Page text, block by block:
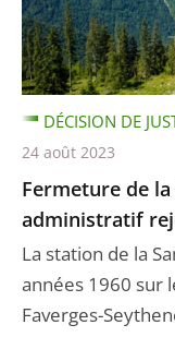
Fermeture de
administratif
La station de la
années 1960 sur
Faverges-
DÉCISION DE
24 août 2023